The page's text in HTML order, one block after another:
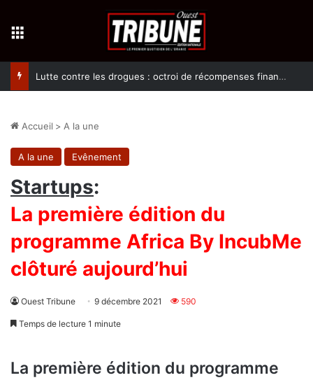
Lutte contre les drogues : octroi de récompenses financières aux dénonciateurs de trafiquants
Accueil > A la une
A la une Evênement
Startups:
La première édition du
programme Africa By IncubMe
clôturé aujourd’hui
Ouest Tribune 9 décembre 2021 590
Temps de lecture 1 minute
La première édition du programme